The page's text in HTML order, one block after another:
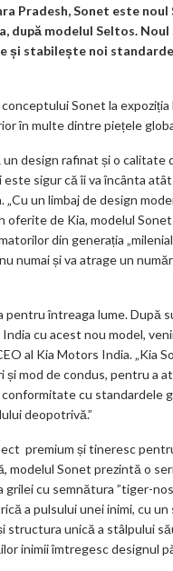
Pradesh, Sonet este noul
după modelul Seltos. Noul
și stabilește noi
Sonet la
în multe dintre piețele
design rafinat și o calitate
sigur că îi va încânta
un limbaj de design
oferite de Kia, modelul
din generația
numai și va atrage un
întreaga lume. După
cu acest nou model,
al Kia Motors India. „Kia
mod de condus, pentru a
cu standardele
deopotrivă.”
premium și tineresc
modelul Sonet prezintă o
cu semnătura ”tiger-
a pulsului unei inimi, cu
unică a stâlpului
inimii îmtregesc designul